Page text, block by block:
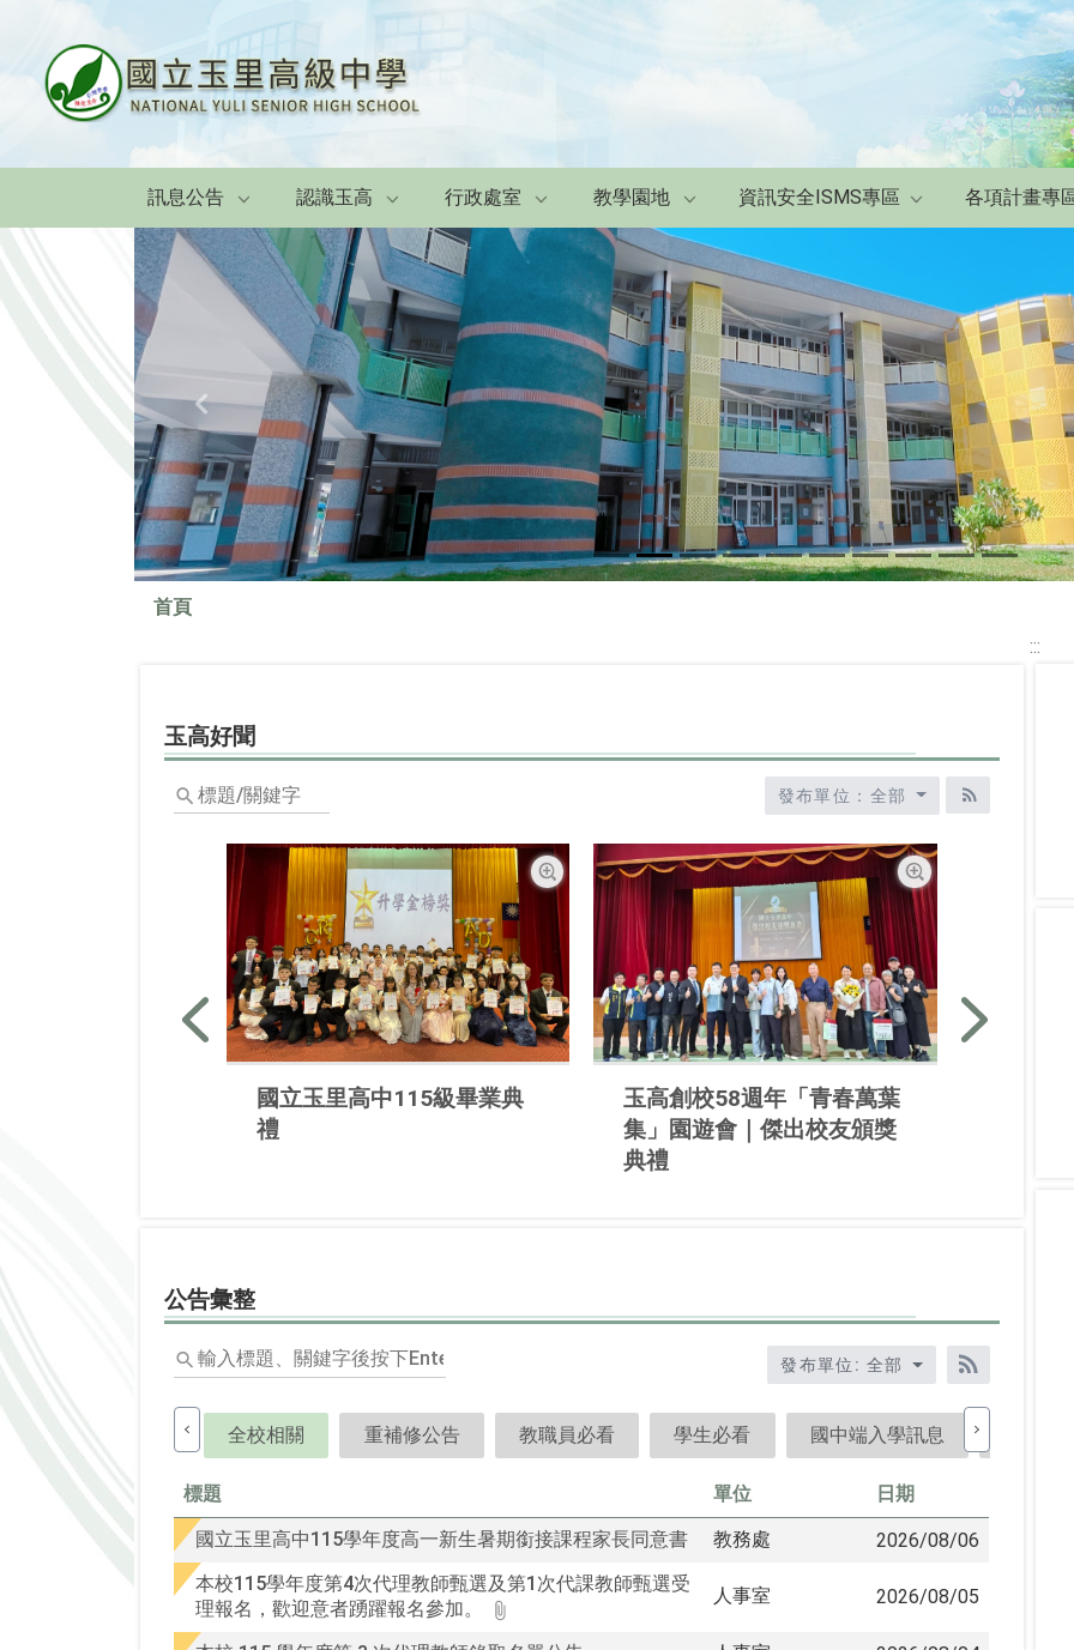
訊息公告 認識玉高 行政處室 教學園地 資訊安全ISMS專區 各項計畫專
Previous
首頁
玉高好聞
標
題/
發布單位：全部
RSS訂閱
上一篇
放大圖片
玉高創校58週年「青春萬葉
集」園遊會｜傑出校友頒獎
放大圖片
綻放青春｜玉里高中114學
年度成果展
公告彙整
入
題、
關
後
按
下
Enter
查
發布單位: 全部
RSS訂閱
全校相關 重補修公告 教職員必看 學生必看 國中端入學訊息
標題 單位
日期
國立玉里高中115學年度高一新生暑期銜接課程家長同意書
教務處
2026/08/06
本校115學年度第4次代理教師甄選及第1次代課教師甄選受
理報名，歡迎意者踴躍報名參加。
人事室 2026/08/05
:::